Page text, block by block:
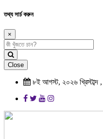
তথ্য সার্চ করুন
×
Close
৮ই আগস্ট, ২০২৬ খ্রিস্টাব্দ